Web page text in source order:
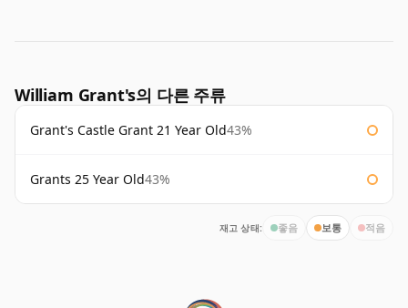
William Grant's의 다른 주류
Grant's Castle Grant 21 Year Old43%
Grants 25 Year Old43%
재고 상태: 좋음 보통 적음